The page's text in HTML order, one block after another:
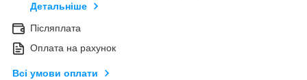
Детальніше
Післяплата
Оплата на рахунок
Всі умови оплати